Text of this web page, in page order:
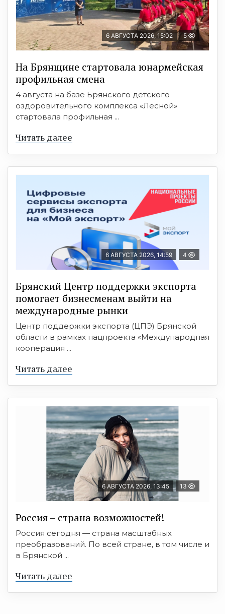
6 АВГУСТА 2026, 15:02 5
На Брянщине стартовала юнармейская
профильная смена
4 августа на базе Брянского детского
оздоровительного комплекса «Лесной»
стартовала профильная ...
Читать далее
6 АВГУСТА 2026, 14:59 4
Брянский Центр поддержки экспорта
помогает бизнесменам выйти на
международные рынки
Центр поддержки экспорта (ЦПЭ) Брянской
области в рамках нацпроекта «Международная
кооперация ...
Читать далее
6 АВГУСТА 2026, 13:45 13
Россия – страна возможностей!
Россия сегодня — страна масштабных
преобразований. По всей стране, в том числе и
в Брянской ...
Читать далее